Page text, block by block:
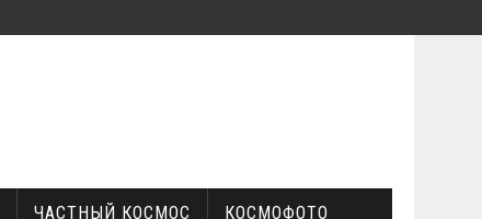
ЧАСТНЫЙ КОСМОС КОСМОФОТО